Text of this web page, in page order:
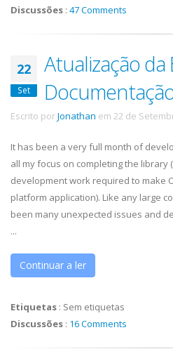
Discussões : 47 Comments
22
Set
Atualização da
Escrito porJonathan em 22 de
It has been a very full month of
all my focus on completing the library
development work required to make
platform application). Like any large
been many unexpected issues and
...
Continuar a ler
Etiquetas : Sem etiquetas
Discussões : 16 Comments